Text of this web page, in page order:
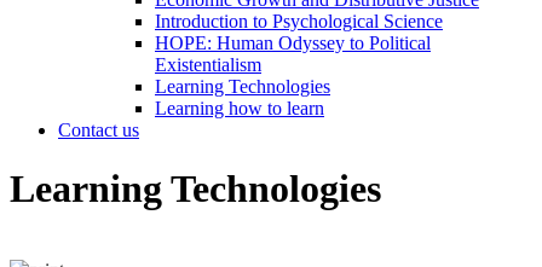
Introduction to Psychological Science
HOPE: Human Odyssey to Political
Existentialism
Learning Technologies
Learning how to learn
Contact us
Learning Technologies